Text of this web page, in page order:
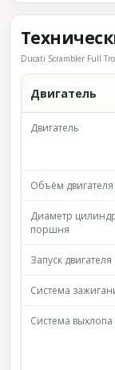
Ducati Scrambler Full
Двигатель
Двигатель
Объём двигателя
Диаметр
поршня
Запуск двигателя
Система
Система выхлопа